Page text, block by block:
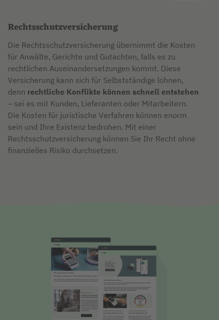
Rechtsschutzversicherung
Die Rechtsschutzversicherung übernimmt die Kosten
für Anwälte, Gerichte und Gutachten, falls es zu
rechtlichen Auseinandersetzungen kommt. Diese
Versicherung kann sich für Selbstständige lohnen,
denn rechtliche Konflikte können schnell entstehen
– sei es mit Kunden, Lieferanten oder Mitarbeitern.
Die Kosten für juristische Verfahren können enorm
sein und Ihre Existenz bedrohen. Mit einer
Rechtsschutzversicherung können Sie Ihr Recht ohne
finanzielles Risiko durchsetzen.